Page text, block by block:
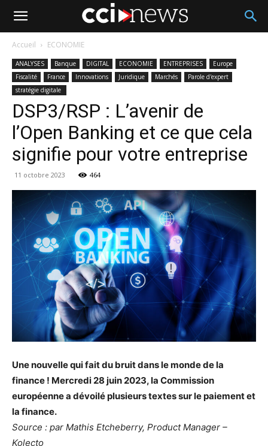
Accueil ECONOMIE
ANALYSES Banque DIGITAL ECONOMIE ENTREPRISES
Europe
Fiscalité
France Innovations Juridique Marchés
Parole d'expert
stratégie digitale
DSP3/RSP : L’avenir de
l’Open Banking et ce que cela
signifie pour votre entreprise
11 octobre 2023 464
Une nouvelle qui fait du bruit dans le monde de la
finance ! Mercredi 28 juin 2023, la Commission
européenne a dévoilé plusieurs textes sur le paiement et
la finance.
Source : par Mathis Etcheberry, Product Manager –
Kolecto